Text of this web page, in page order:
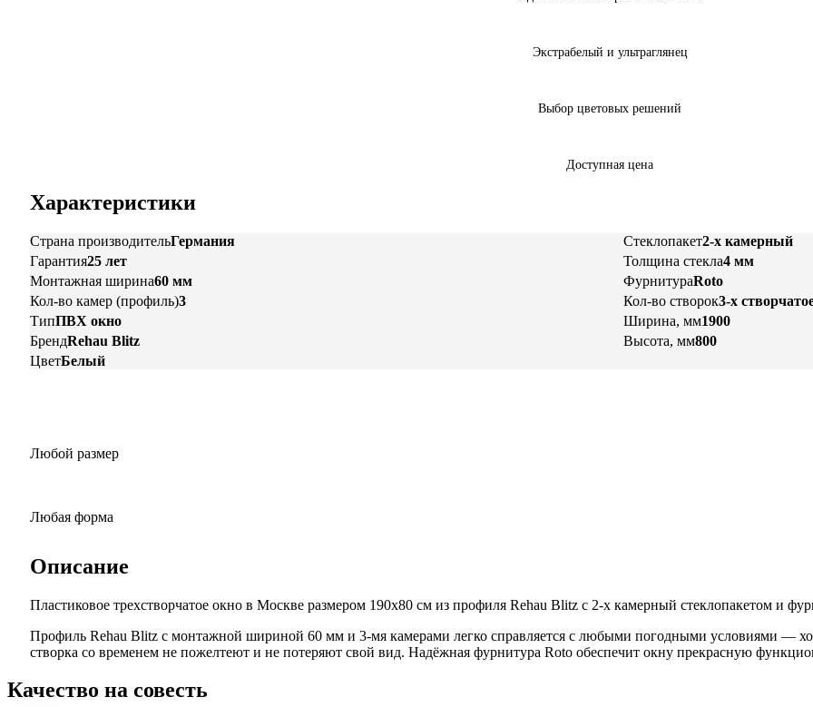
Экстрабелый и ультраглянец
Выбор цветовых решений
Доступная цена
Характеристики
Страна производительГермания
Гарантия25 лет
Монтажная ширина60 мм
Кол-во камер (профиль)3
ТипПВХ окно
БрендRehau Blitz
ЦветБелый
Стеклопакет2-х камерный
Толщина стекла4 мм
ФурнитураRoto
Кол-во створок3-х
Ширина, мм1900
Высота, мм800
Любой размер
Любая форма
Описание
Пластиковое трехстворчатое окно в Москве размером 190x80 см из профиля Rehau Blitz с 2-х камерный стеклопакетом и
Профиль Rehau Blitz с монтажной шириной 60 мм и 3-мя камерами легко справляется с любыми погодными условиями —
створка со временем не пожелтеют и не потеряют свой вид. Надёжная фурнитура Roto обеспечит окну прекрасную
Качество на совесть